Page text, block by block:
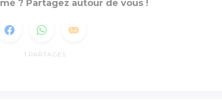
? Partagez autour de vous !
1 PARTAGES